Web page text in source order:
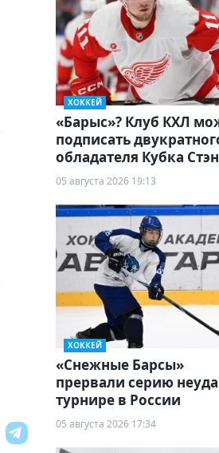
ХОККЕЙ
«Барыс»? Клуб КХЛ
подписать
обладателя Кубка
05 августа 2026 19:13
ХОККЕЙ
«Снежные Барсы»
прервали серию
турнире в России
05 августа 2026 17:34